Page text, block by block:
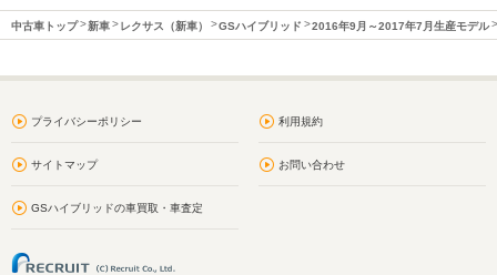
中古車トップ 新車 レクサス（新車） GSハイブリッド 2016年9月～2017年7月生産モデル
プライバシーポリシー 利用規約
サイトマップ お問い合わせ
GSハイブリッドの車買取・車査定